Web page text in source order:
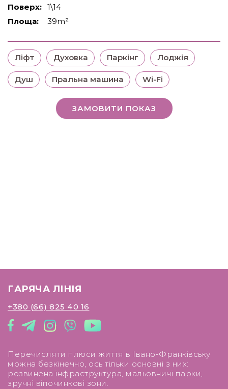
Поверх: 1\14
Площа:
39m²
Ліфт Духовка Паркінг Лоджія
Душ Пральна машина Wi-Fi
ЗАМОВИТИ ПОКАЗ
ГАРЯЧА ЛІНІЯ
+380 (66) 825 40 16
Перечисляти плюси життя в Івано-Франківську
можна безкінечно, ось тільки основні з них:
розвинена інфраструктура, мальовничі парки,
зручні віпочинкові зони.